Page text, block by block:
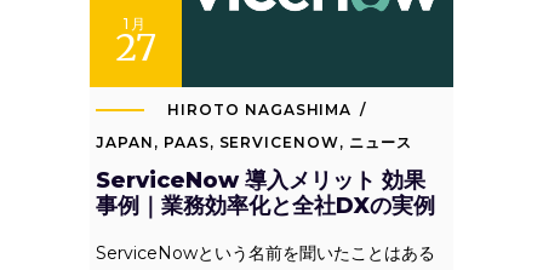
1月
27
HIROTO NAGASHIMA
JAPAN , PAAS, SERVICENOW, ニュース
ServiceNow 導入メリット 効果
事例｜業務効率化と全社DXの実例
ServiceNowという名前を聞いたことはある